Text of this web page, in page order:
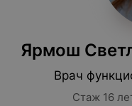
Ярмош
Врач
Стаж 16